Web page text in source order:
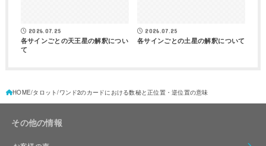
2026.07.25
各サインごとの天王星の解釈につい
て
2026.07.25
各サインごとの土星の解釈について
HOME タロット ワンド2のカードにおける数秘と正位置・逆位置の意味
その他の情報